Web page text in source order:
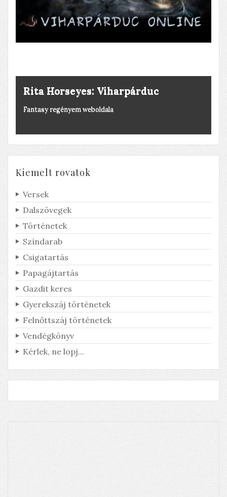
Rita Horseyes: Viharpárduc
Fantasy regényem weboldala
Derült égből pingpong
Honnan jött a labda?
Kiemelt rovatok
Versek
Dalszövegek
Történetek
Színdarab
Csigatartás
Papagájtartás
Gazdit keres
Gyerekszáj történetek
Felnőttszáj történetek
Vendégkönyv
Kérlek, ne lopj...